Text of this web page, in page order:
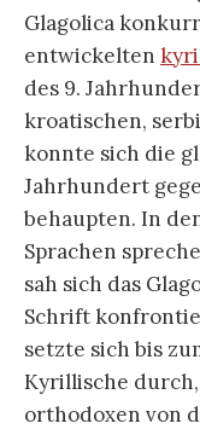
Glagolica
entwickelten
des 9.
kroatischen,
konnte sich die
Jahrhundert
behaupten. In
Sprachen
sah sich das
Schrift
setzte sich bis
Kyrillische
orthodoxen von